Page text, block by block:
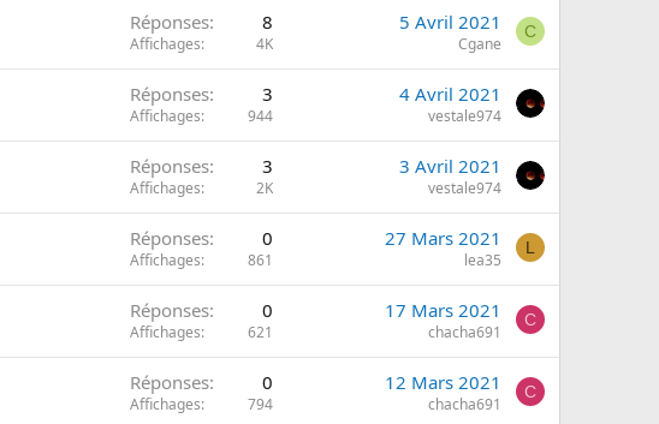
Réponses 8
Affichages 4K
5 Avril 2021
Cgane
C
Réponses 3
Affichages 944
4 Avril 2021
vestale974
Réponses 3
Affichages 2K
3 Avril 2021
vestale974
Réponses 0
Affichages 861
27 Mars 2021
lea35
L
Réponses 0
Affichages 621
17 Mars 2021
chacha691
C
Réponses 0
Affichages 794
12 Mars 2021
chacha691
C